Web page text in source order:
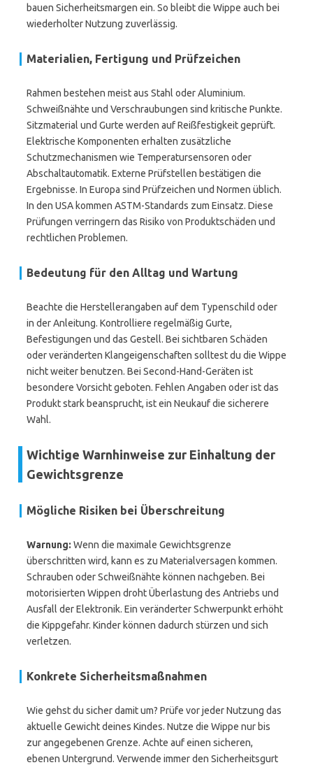
bauen Sicherheitsmargen ein. So bleibt die Wippe auch bei
wiederholter Nutzung zuverlässig.
Materialien, Fertigung und Prüfzeichen
Rahmen bestehen meist aus Stahl oder Aluminium.
Schweißnähte und Verschraubungen sind kritische Punkte.
Sitzmaterial und Gurte werden auf Reißfestigkeit geprüft.
Elektrische Komponenten erhalten zusätzliche
Schutzmechanismen wie Temperatursensoren oder
Abschaltautomatik. Externe Prüfstellen bestätigen die
Ergebnisse. In Europa sind Prüfzeichen und Normen üblich.
In den USA kommen ASTM-Standards zum Einsatz. Diese
Prüfungen verringern das Risiko von Produktschäden und
rechtlichen Problemen.
Bedeutung für den Alltag und Wartung
Beachte die Herstellerangaben auf dem Typenschild oder
in der Anleitung. Kontrolliere regelmäßig Gurte,
Befestigungen und das Gestell. Bei sichtbaren Schäden
oder veränderten Klangeigenschaften solltest du die Wippe
nicht weiter benutzen. Bei Second-Hand-Geräten ist
besondere Vorsicht geboten. Fehlen Angaben oder ist das
Produkt stark beansprucht, ist ein Neukauf die sicherere
Wahl.
Wichtige Warnhinweise zur Einhaltung der
Gewichtsgrenze
Mögliche Risiken bei Überschreitung
Warnung: Wenn die maximale Gewichtsgrenze
überschritten wird, kann es zu Materialversagen kommen.
Schrauben oder Schweißnähte können nachgeben. Bei
motorisierten Wippen droht Überlastung des Antriebs und
Ausfall der Elektronik. Ein veränderter Schwerpunkt erhöht
die Kippgefahr. Kinder können dadurch stürzen und sich
verletzen.
Konkrete Sicherheitsmaßnahmen
Wie gehst du sicher damit um? Prüfe vor jeder Nutzung das
aktuelle Gewicht deines Kindes. Nutze die Wippe nur bis
zur angegebenen Grenze. Achte auf einen sicheren,
ebenen Untergrund. Verwende immer den Sicherheitsgurt